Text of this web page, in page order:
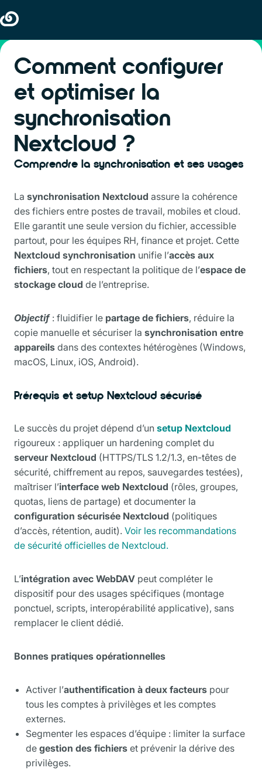
Comment configurer
et optimiser la
synchronisation
Nextcloud ?
Comprendre la synchronisation et ses usages
La synchronisation Nextcloud assure la cohérence
des fichiers entre postes de travail, mobiles et cloud.
Elle garantit une seule version du fichier, accessible
partout, pour les équipes RH, finance et projet. Cette
Nextcloud synchronisation unifie l’accès aux
fichiers, tout en respectant la politique de l’espace de
stockage cloud de l’entreprise.
Objectif: fluidifier le partage de fichiers, réduire la
copie manuelle et sécuriser la synchronisation entre
appareils dans des contextes hétérogènes (Windows,
macOS, Linux, iOS, Android).
Prérequis et setup Nextcloud sécurisé
Le succès du projet dépend d’un setup Nextcloud
rigoureux : appliquer un hardening complet du
serveur Nextcloud (HTTPS/TLS 1.2/1.3, en-têtes de
sécurité, chiffrement au repos, sauvegardes testées),
maîtriser l’interface web Nextcloud (rôles, groupes,
quotas, liens de partage) et documenter la
configuration sécurisée Nextcloud (politiques
d’accès, rétention, audit). Voir les recommandations
de sécurité officielles de Nextcloud.
L’intégration avec WebDAV peut compléter le
dispositif pour des usages spécifiques (montage
ponctuel, scripts, interopérabilité applicative), sans
remplacer le client dédié.
Bonnes pratiques opérationnelles
Activer l’authentification à deux facteurs pour
tous les comptes à privilèges et les comptes
externes.
Segmenter les espaces d’équipe : limiter la surface
de gestion des fichiers et prévenir la dérive des
privilèges.